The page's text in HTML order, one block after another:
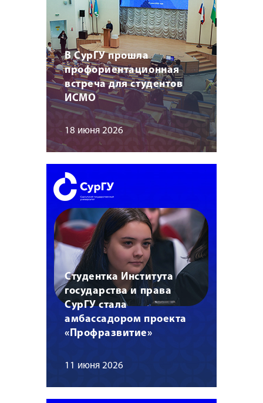
В СурГУ прошла
профориентационная
встреча для студентов
ИСМО
18 июня 2026
Студентка Института
государства и права
СурГУ стала
амбассадором проекта
«Профразвитие»
11 июня 2026